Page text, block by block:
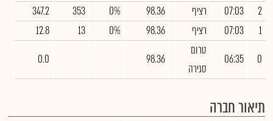
2
07:03 רציף 98.36
0%
353
347.2
1
07:03 רציף 98.36
0%
13
12.8
0
06:35
טרום
סגירה
98.36
0.0
תיאור חברה